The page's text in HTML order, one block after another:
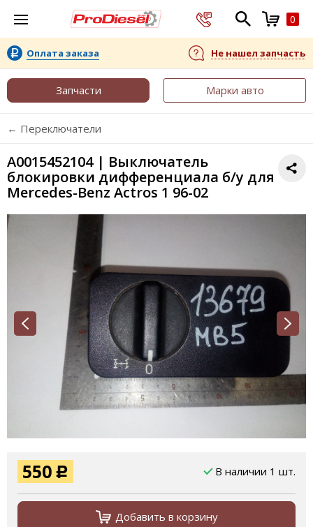
0
Оплата заказа Не нашел запчасть
Запчасти Марки авто
← Переключатели
A0015452104 | Выключатель
блокировки дифференциала б/у для
Mercedes-Benz Actros 1 96-02
550 Р В наличии 1 шт.
Добавить в корзину